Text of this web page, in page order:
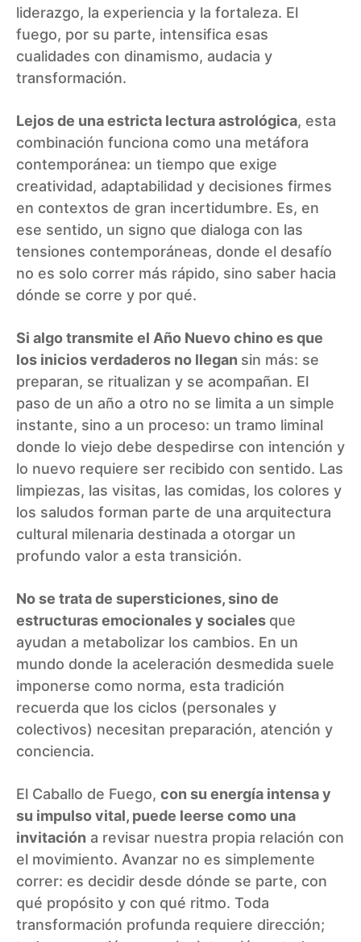
liderazgo, la experiencia y la fortaleza. El
fuego, por su parte, intensifica esas
cualidades con dinamismo, audacia y
transformación.
Lejos de una estricta lectura astrológica, esta
combinación funciona como una metáfora
contemporánea: un tiempo que exige
creatividad, adaptabilidad y decisiones firmes
en contextos de gran incertidumbre. Es, en
ese sentido, un signo que dialoga con las
tensiones contemporáneas, donde el desafío
no es solo correr más rápido, sino saber hacia
dónde se corre y por qué.
Si algo transmite el Año Nuevo chino es que
los inicios verdaderos no llegan sin más: se
preparan, se ritualizan y se acompañan. El
paso de un año a otro no se limita a un simple
instante, sino a un proceso: un tramo liminal
donde lo viejo debe despedirse con intención y
lo nuevo requiere ser recibido con sentido. Las
limpiezas, las visitas, las comidas, los colores y
los saludos forman parte de una arquitectura
cultural milenaria destinada a otorgar un
profundo valor a esta transición.
No se trata de supersticiones, sino de
estructuras emocionales y sociales que
ayudan a metabolizar los cambios. En un
mundo donde la aceleración desmedida suele
imponerse como norma, esta tradición
recuerda que los ciclos (personales y
colectivos) necesitan preparación, atención y
conciencia.
El Caballo de Fuego, con su energía intensa y
su impulso vital, puede leerse como una
invitación a revisar nuestra propia relación con
el movimiento. Avanzar no es simplemente
correr: es decidir desde dónde se parte, con
qué propósito y con qué ritmo. Toda
transformación profunda requiere dirección;